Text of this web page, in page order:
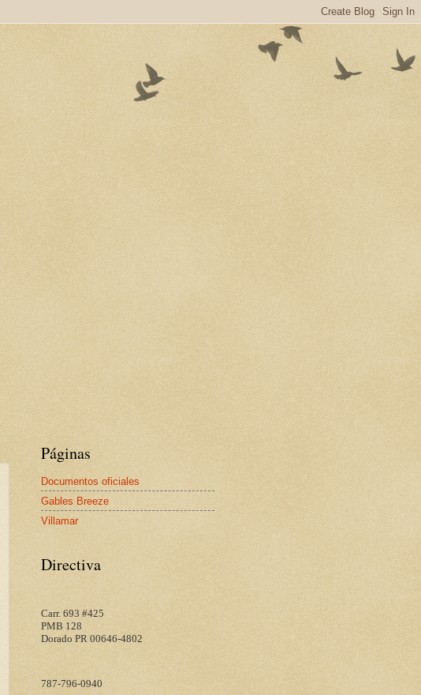
Páginas
Documentos oficiales
Gables Breeze
Villamar
Directiva
Carr. 693 #425
PMB 128
Dorado PR 00646-4802
787-796-0940